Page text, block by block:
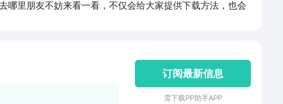
哪里朋友不妨来看一看，不仅会给大家提供下载方法，也会
订阅最新信息
需 下 载 P P 助 手 A P P